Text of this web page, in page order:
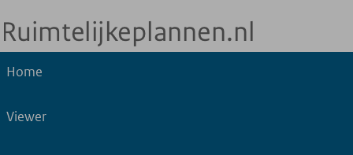
Home
Viewer